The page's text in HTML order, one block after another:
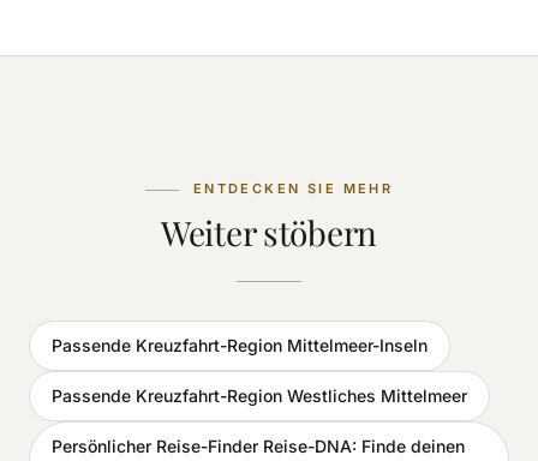
ENTDECKEN SIE MEHR
Weiter stöbern
Passende Kreuzfahrt-Region Mittelmeer-Inseln
Passende Kreuzfahrt-Region Westliches Mittelmeer
Persönlicher Reise-Finder Reise-DNA: Finde deinen